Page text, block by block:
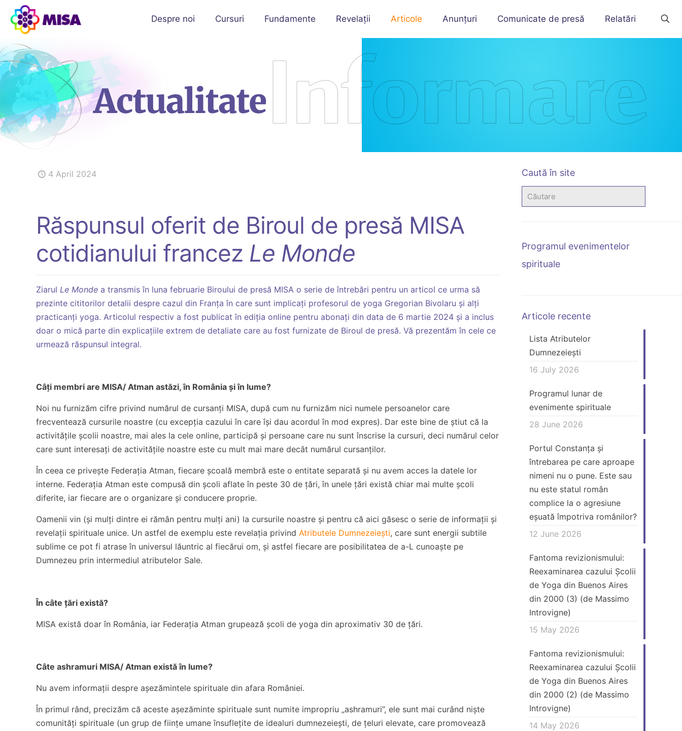
Despre noi Cursuri Fundamente Revelații Articole Anunțuri Comunicate de presă Relatări
4 April 2024
Răspunsul oferit de Biroul de presă MISA
cotidianului francez Le Monde
ZiarulLe Monde a transmis în luna februarie Biroului de presă MISA o serie de întrebări pentru un articol ce urma să
prezinte cititorilor detalii despre cazul din Franța în care sunt implicați profesorul de yoga Gregorian Bivolaru și alți
practicanți yoga. Articolul respectiv a fost publicat în ediția online pentru abonați din data de 6 martie 2024 și a inclus
doar o mică parte din explicațiile extrem de detaliate care au fost furnizate de Biroul de presă. Vă prezentăm în cele ce
urmează răspunsul integral.
Câți membri are MISA/ Atman astăzi, în România și în lume?
Noi nu furnizăm cifre privind numărul de cursanți MISA, după cum nu furnizăm nici numele persoanelor care
frecventează cursurile noastre (cu excepția cazului în care își dau acordul în mod expres). Dar este bine de știut că la
activitățile școlii noastre, mai ales la cele online, participă și persoane care nu sunt înscrise la cursuri, deci numărul celor
care sunt interesați de activitățile noastre este cu mult mai mare decât numărul cursanților.
În ceea ce privește Federația Atman, fiecare școală membră este o entitate separată și nu avem acces la datele lor
interne. Federația Atman este compusă din școli aflate în peste 30 de țări, în unele țări există chiar mai multe școli
diferite, iar fiecare are o organizare și conducere proprie.
Oamenii vin (și mulți dintre ei rămân pentru mulți ani) la cursurile noastre și pentru că aici găsesc o serie de informații și
revelații spirituale unice. Un astfel de exemplu este revelația privindAtributele Dumnezeiești, care sunt energii subtile
sublime ce pot fi atrase în universul lăuntric al fiecărui om, și astfel fiecare are posibilitatea de a-L cunoaște pe
Dumnezeu prin intermediul atributelor Sale.
În câte țări există?
MISA există doar în România, iar Federația Atman grupează școli de yoga din aproximativ 30 de țări.
Câte ashramuri MISA/ Atman există în lume?
Nu avem informații despre așezămintele spirituale din afara României.
În primul rând, precizăm că aceste așezăminte spirituale sunt numite impropriu „ashramuri”, ele sunt mai curând niște
comunități spirituale (un grup de ființe umane însuflețite de idealuri dumnezeiești, de țeluri elevate, care promovează
Caută în site
Programul evenimentelor
spirituale
Articole recente
Lista Atributelor
Dumnezeiești
16 July 2026
Programul lunar de
evenimente spirituale
28 June 2026
Portul Constanța și
întrebarea pe care aproape
nimeni nu o pune. Este sau
nu este statul român
complice la o agresiune
eșuată împotriva românilor?
12 June 2026
Fantoma revizionismului:
Reexaminarea cazului Școlii
de Yoga din Buenos Aires
din 2000 (3) (de Massimo
Introvigne)
15 May 2026
Fantoma revizionismului:
Reexaminarea cazului Școlii
de Yoga din Buenos Aires
din 2000 (2) (de Massimo
Introvigne)
14 May 2026